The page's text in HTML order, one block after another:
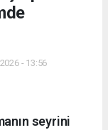
- 13:56
seyrini